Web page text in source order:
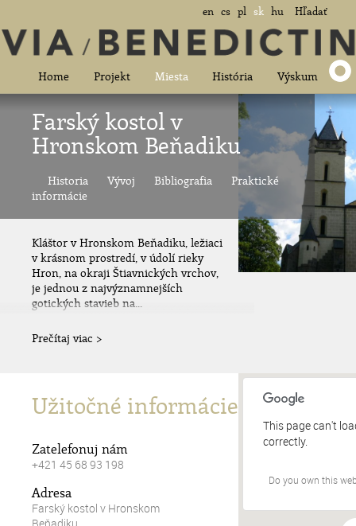
en cs pl sk hu Hľadať
Home Projekt Miesta História Výskum
Farský kostol v
Hronskom Beňadiku
Historia Vývoj Bibliografia
Praktické
informácie
Kláštor v Hronskom Beňadiku, ležiaci
v krásnom prostredí, v údolí rieky
Hron, na okraji Štiavnických vrchov,
je jednou z najvýznamnejších
gotických stavieb na...
Prečítaj viac >
Užitočné informácie
Zatelefonuj nám
+421 45 68 93 198
Adresa
Farský kostol v Hronskom
This page can't
correctly.
Do you own this